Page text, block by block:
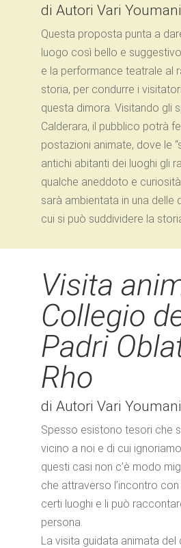
di Autori Vari
Questa proposta punta a
luogo così bello e
e la performance teatrale al
storia, per condurre i
questa dimora. Visitando gli
Calderara, il pubblico potrà
postazioni animate, dove le
antichi abitanti dei luoghi gli
qualche aneddoto e
sarà ambientata in una delle
cui si può suddividere la
Visita
Collegio
Padri
Rho
di Autori Vari
Spesso esistono tesori che
vicino a noi e di cui
questi casi non c’è modo
che attraverso l’incontro
certi luoghi e li può
persona.
La visita guidata animata del